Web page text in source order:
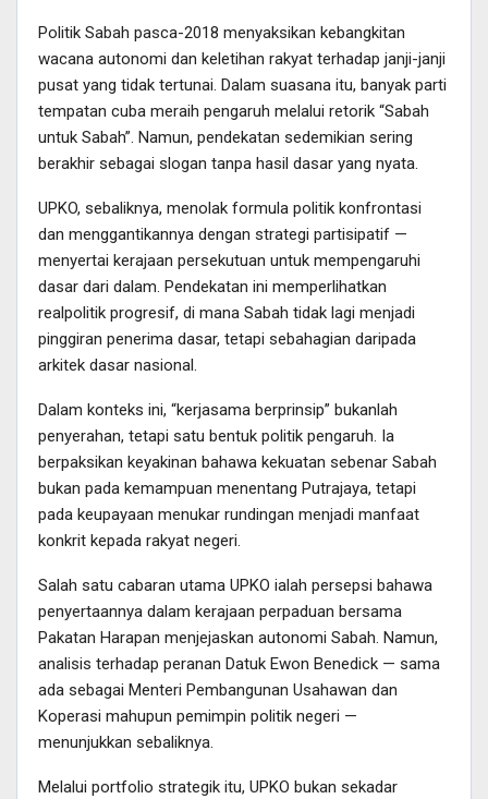
Politik Sabah pasca-2018 menyaksikan kebangkitan
wacana autonomi dan keletihan rakyat terhadap janji-janji
pusat yang tidak tertunai. Dalam suasana itu, banyak parti
tempatan cuba meraih pengaruh melalui retorik “Sabah
untuk Sabah”. Namun, pendekatan sedemikian sering
berakhir sebagai slogan tanpa hasil dasar yang nyata.
UPKO, sebaliknya, menolak formula politik konfrontasi
dan menggantikannya dengan strategi partisipatif —
menyertai kerajaan persekutuan untuk mempengaruhi
dasar dari dalam. Pendekatan ini memperlihatkan
realpolitik progresif, di mana Sabah tidak lagi menjadi
pinggiran penerima dasar, tetapi sebahagian daripada
arkitek dasar nasional.
Dalam konteks ini, “kerjasama berprinsip” bukanlah
penyerahan, tetapi satu bentuk politik pengaruh. Ia
berpaksikan keyakinan bahawa kekuatan sebenar Sabah
bukan pada kemampuan menentang Putrajaya, tetapi
pada keupayaan menukar rundingan menjadi manfaat
konkrit kepada rakyat negeri.
Salah satu cabaran utama UPKO ialah persepsi bahawa
penyertaannya dalam kerajaan perpaduan bersama
Pakatan Harapan menjejaskan autonomi Sabah. Namun,
analisis terhadap peranan Datuk Ewon Benedick — sama
ada sebagai Menteri Pembangunan Usahawan dan
Koperasi mahupun pemimpin politik negeri —
menunjukkan sebaliknya.
Melalui portfolio strategik itu, UPKO bukan sekadar